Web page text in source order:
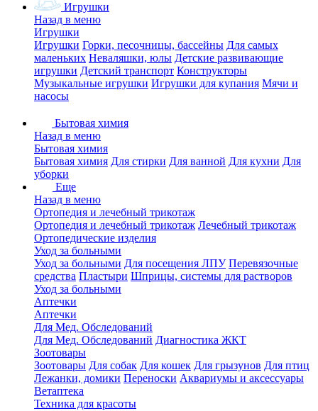
Игрушки
Назад в меню
Игрушки
Игрушки Горки, песочницы, бассейны Для самых
маленьких Неваляшки, юлы Детские развивающие
игрушки Детский транспорт Конструкторы
Музыкальные игрушки Игрушки для купания Мячи и
насосы
Бытовая химия
Назад в меню
Бытовая химия
Бытовая химия Для стирки Для ванной Для кухни Для
уборки
Еще
Назад в меню
Ортопедия и лечебный трикотаж
Ортопедия и лечебный трикотаж Лечебный трикотаж
Ортопедические изделия
Уход за больными
Уход за больными Для посещения ЛПУ Перевязочные
средства Пластыри Шприцы, системы для растворов
Уход за больными
Аптечки
Аптечки
Для Мед. Обследований
Для Мед. Обследований Диагностика ЖКТ
Зоотовары
Зоотовары Для собак Для кошек Для грызунов Для птиц
Лежанки, домики Переноски Аквариумы и аксессуары
Ветаптека
Техника для красоты